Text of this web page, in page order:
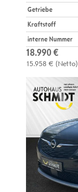
Getriebe
Kraftstoff
interne Nummer
18.990 €
15.958 € (Netto)